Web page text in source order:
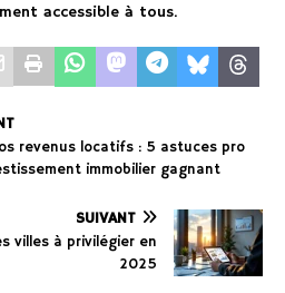
accessible à tous.
revenus locatifs : 5 astuces pro
immobilier gagnant
SUIVANT
villes à privilégier en
2025